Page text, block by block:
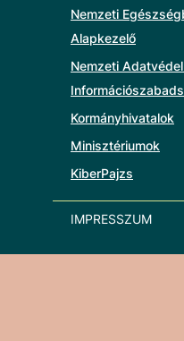
Nemzeti
Alapkezelő
Nemzeti
Kormányhivatalok
Minisztériumok
KiberPajzs
IMPRESSZUM